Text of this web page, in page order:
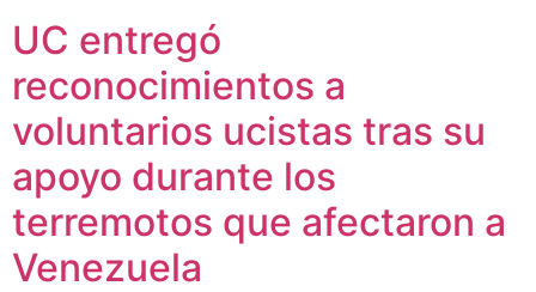
UC entregó
reconocimientos a
voluntarios ucistas tras su
apoyo durante los
terremotos que afectaron a
Venezuela